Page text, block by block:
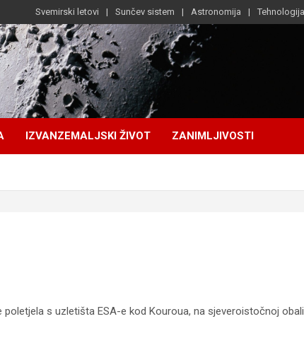
Svemirski letovi Sunčev sistem Astronomija Tehnologija
IZVANZEMALJSKI ŽIVOT ZANIMLJIVOSTI
poletjela s uzletišta ESA-e kod Kouroua, na sjeveroistočnoj